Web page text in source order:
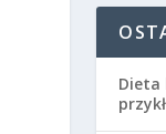
Dieta